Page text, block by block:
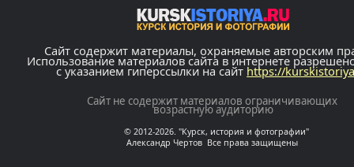
Сайт содержит материалы, охраняемые авторским
Использование материалов сайта в интернете
с указанием гиперссылки на сайтhttps://
Сайт не содержит материалов ограничивающих
возрастную аудиторию
© 2012-2026. "Курск, история и фотографии"
Александр Чертов Все права защищены